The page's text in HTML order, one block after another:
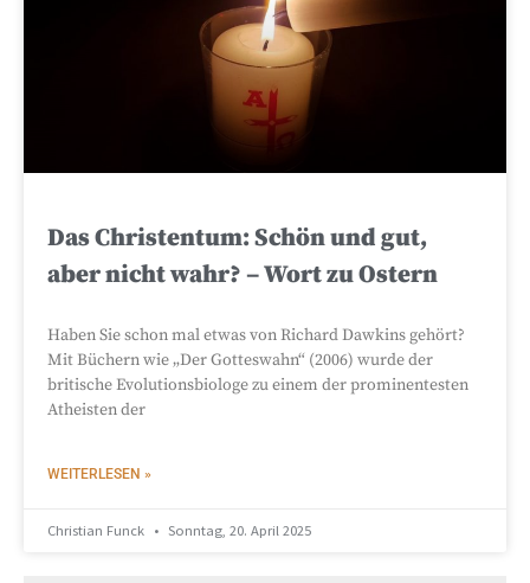
Das Christentum: Schön und gut,
aber nicht wahr? – Wort zu Ostern
Haben Sie schon mal etwas von Richard Dawkins gehört?
Mit Büchern wie „Der Gotteswahn“ (2006) wurde der
britische Evolutionsbiologe zu einem der prominentesten
Atheisten der
WEITERLESEN »
Christian Funck Sonntag, 20. April 2025